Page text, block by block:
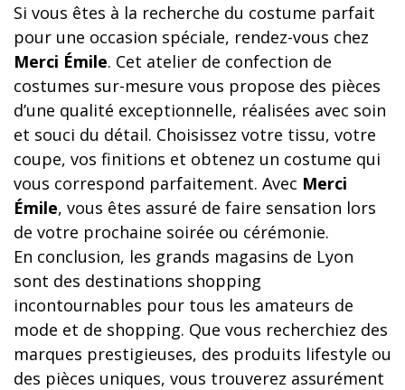
Si vous êtes à la recherche du costume parfait
pour une occasion spéciale, rendez-vous chez
Merci Émile. Cet atelier de confection de
costumes sur-mesure vous propose des pièces
d’une qualité exceptionnelle, réalisées avec soin
et souci du détail. Choisissez votre tissu, votre
coupe, vos finitions et obtenez un costume qui
vous correspond parfaitement. Avec Merci
Émile, vous êtes assuré de faire sensation lors
de votre prochaine soirée ou cérémonie.
En conclusion, les grands magasins de Lyon
sont des destinations shopping
incontournables pour tous les amateurs de
mode et de shopping. Que vous recherchiez des
marques prestigieuses, des produits lifestyle ou
des pièces uniques, vous trouverez assurément